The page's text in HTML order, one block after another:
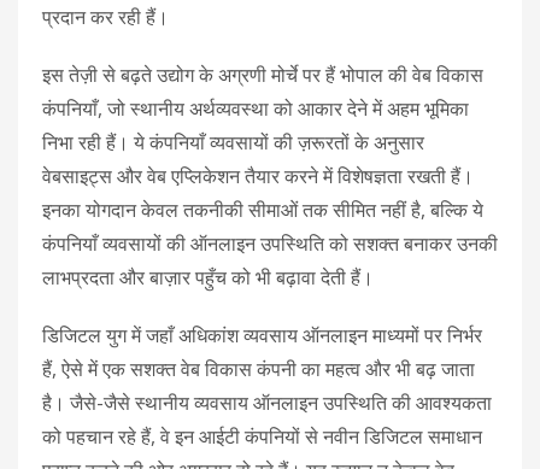
प्रदान कर रही हैं।
इस तेज़ी से बढ़ते उद्योग के अग्रणी मोर्चे पर हैं भोपाल की वेब विकास
कंपनियाँ, जो स्थानीय अर्थव्यवस्था को आकार देने में अहम भूमिका
निभा रही हैं। ये कंपनियाँ व्यवसायों की ज़रूरतों के अनुसार
वेबसाइट्स और वेब एप्लिकेशन तैयार करने में विशेषज्ञता रखती हैं।
इनका योगदान केवल तकनीकी सीमाओं तक सीमित नहीं है, बल्कि ये
कंपनियाँ व्यवसायों की ऑनलाइन उपस्थिति को सशक्त बनाकर उनकी
लाभप्रदता और बाज़ार पहुँच को भी बढ़ावा देती हैं।
डिजिटल युग में जहाँ अधिकांश व्यवसाय ऑनलाइन माध्यमों पर निर्भर
हैं, ऐसे में एक सशक्त वेब विकास कंपनी का महत्व और भी बढ़ जाता
है। जैसे-जैसे स्थानीय व्यवसाय ऑनलाइन उपस्थिति की आवश्यकता
को पहचान रहे हैं, वे इन आईटी कंपनियों से नवीन डिजिटल समाधान